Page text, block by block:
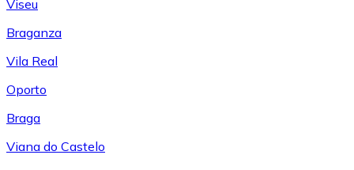
Viseu
Braganza
Vila Real
Oporto
Braga
Viana do Castelo